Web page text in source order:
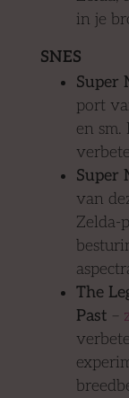
in je
SNES
Super
port
en
Super
van
Zelda-
The
Past –